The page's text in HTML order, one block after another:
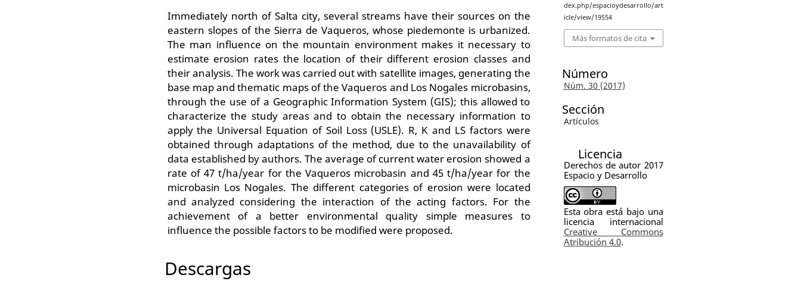
Immediately north of Salta city, several streams have their sources on the
eastern slopes of the Sierra de Vaqueros, whose piedemonte is urbanized.
The man influence on the mountain environment makes it necessary to
estimate erosion rates the location of their different erosion classes and
their analysis. The work was carried out with satellite images, generating the
base map and thematic maps of the Vaqueros and Los Nogales microbasins,
through the use of a Geographic Information System (GIS); this allowed to
characterize the study areas and to obtain the necessary information to
apply the Universal Equation of Soil Loss (USLE). R, K and LS factors were
obtained through adaptations of the method, due to the unavailability of
data established by authors. The average of current water erosion showed a
rate of 47 t/ha/year for the Vaqueros microbasin and 45 t/ha/year for the
microbasin Los Nogales. The different categories of erosion were located
and analyzed considering the interaction of the acting factors. For the
achievement of a better environmental quality simple measures to
influence the possible factors to be modified were proposed.
Descargas
dex.php/espacioydesarrollo/art
icle/view/19554
Más formatos de cita
Número
Núm. 30 (2017)
Sección
Artículos
Licencia
Derechos de autor 2017
Espacio y Desarrollo
Esta obra está bajo una
licencia internacional
Creative Commons
Atribución 4.0.